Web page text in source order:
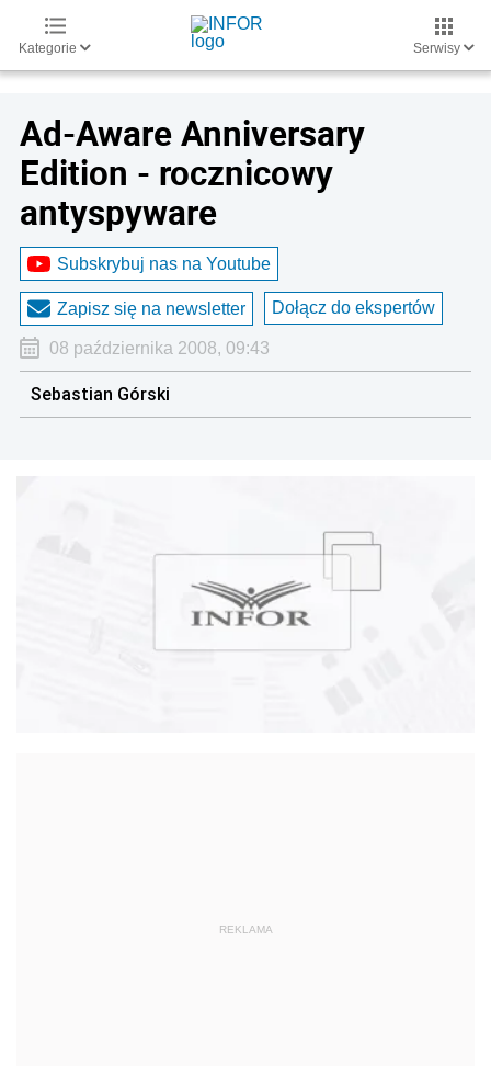
Kategorie Serwisy
Ad-Aware Anniversary
Edition - rocznicowy
antyspyware
Subskrybuj nas na Youtube
Zapisz się na newsletter Dołącz do ekspertów
08 października 2008, 09:43
Sebastian Górski